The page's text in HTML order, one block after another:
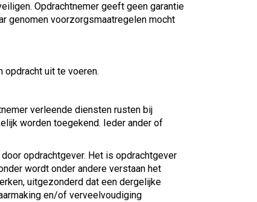
Opdrachtnemer geeft geen garantie
genomen voorzorgsmaatregelen mocht
opdracht uit te voeren.
verleende diensten rusten bij
worden toegekend. Ieder ander of
opdrachtgever. Het is opdrachtgever
wordt onder andere verstaan het
uitgezonderd dat een dergelijke
en/of verveelvoudiging